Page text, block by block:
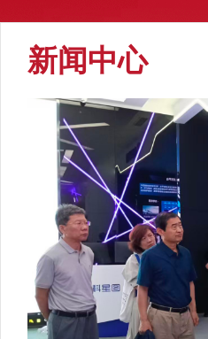
新闻中心